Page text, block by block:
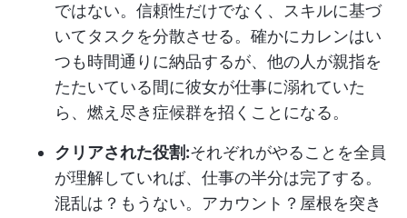
ではない。信頼性だけでなく、スキルに基づ
いてタスクを分散させる。確かにカレンはい
つも時間通りに納品するが、他の人が親指を
たたいている間に彼女が仕事に溺れていた
ら、燃え尽き症候群を招くことになる。
クリアされた役割:それぞれがやることを全員
が理解していれば、仕事の半分は完了する。
混乱は？もうない。アカウント？屋根を突き